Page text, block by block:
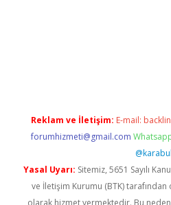
Reklam ve İletişim: E-mail:
forumhizmeti@gmail.com
@karabul
Yasal Uyarı: Sitemiz, 5651 Sayılı
ve İletişim Kurumu (BTK) tarafından
olarak hizmet vermektedir. Bu